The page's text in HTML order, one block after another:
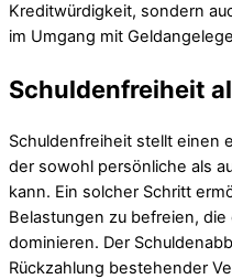
Kreditwürdigkeit, sondern
im Umgang mit
Schuldenfreiheit
Schuldenfreiheit stellt einen
der sowohl persönliche als
kann. Ein solcher Schritt
Belastungen zu befreien,
dominieren. Der
Rückzahlung bestehender